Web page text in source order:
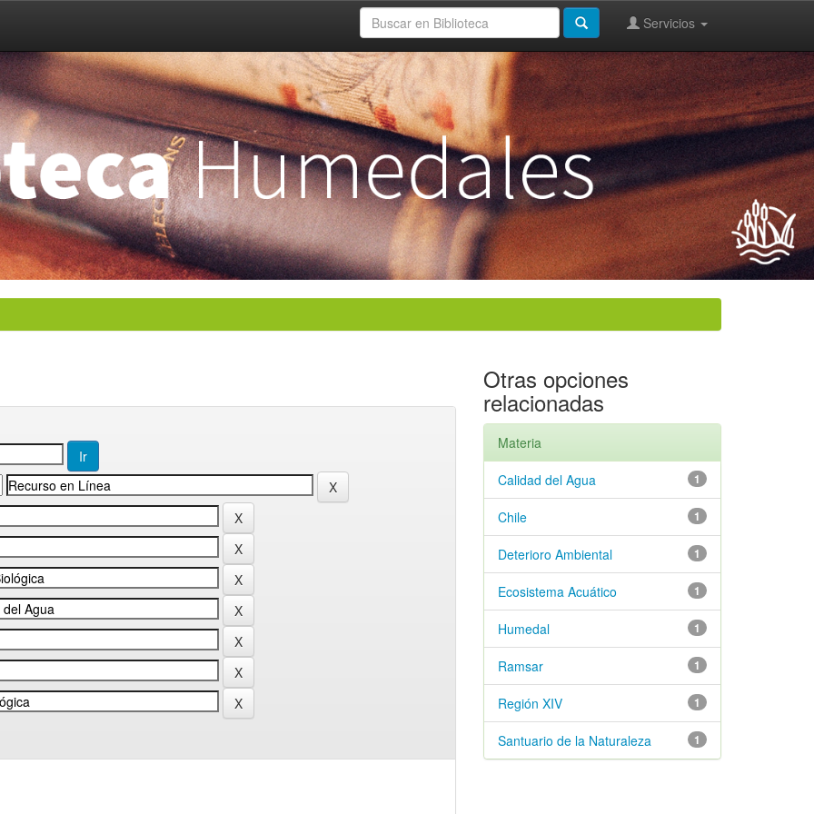
Servicios
Otras opciones
relacionadas
Materia
1
Calidad del Agua
1
Chile
1
Deterioro Ambiental
1
Ecosistema Acuático
1
Humedal
1
Ramsar
1
Región XIV
1
Santuario de la Naturaleza